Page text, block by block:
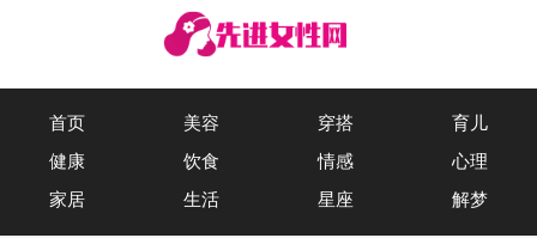
首页 美容 穿搭
育儿
健康
饮食 情感
心理
家居
生活 星座 解梦